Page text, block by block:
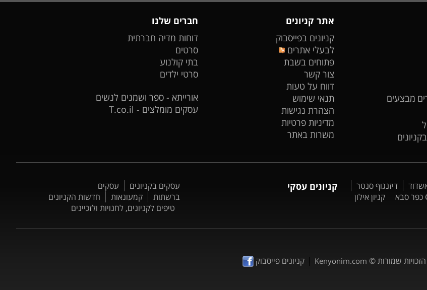
מבצעים
אתר קניונים
קניונים בפייסבוק
לבעלי אתרים
פתוחים בשבת
צור קשר
דווח על טעות
תנאי שימוש
הצהרת נגישות
מדיניות פרטיות
משרות באתר
חברים שלנו
דוחות מדיה חברתית
סרטים
בתי קולנוע
סרטי ילדים
אורייתא - ספר ושמנים לנשים
עסקים מומלצים - T.co.il
דיזנגוף סנטר
קניון אילון
קניונים עסקי עסקים בקניונים
עסקים
ברשתות
קמעונאות
חדשות הקניונים
טיפים לקניונים, לחנויות ולזכיינים
שמורות © Kenyonim.com
|קניונים פייסבוק